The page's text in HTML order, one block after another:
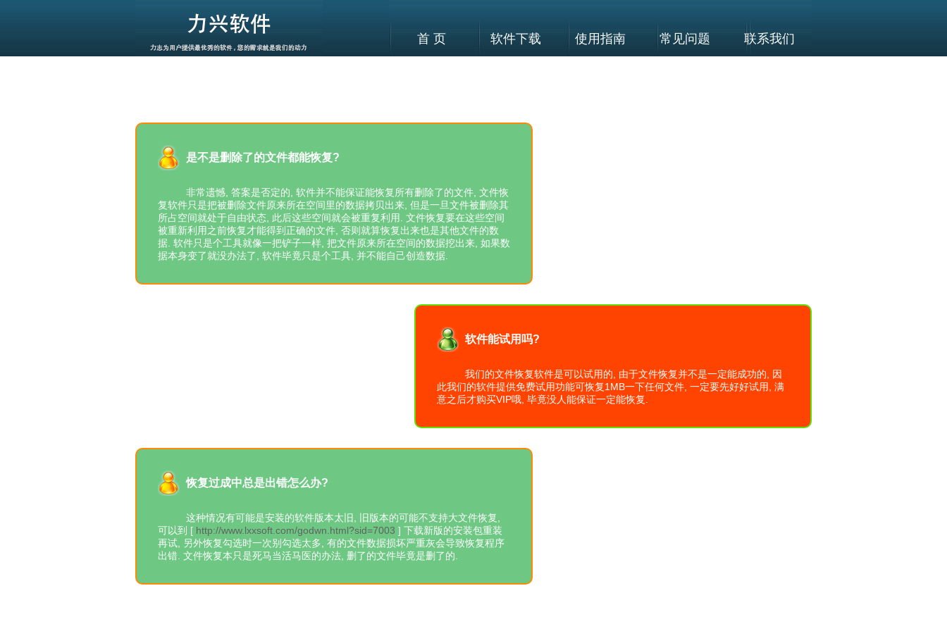
首 页 软件下载 使用指南 常见问题 联系我们
是不是删除了的文件都能恢复?
非常遗憾, 答案是否定的, 软件并不能保证能恢复所有删除了的文件, 文件恢
复软件只是把被删除文件原来所在空间里的数据拷贝出来, 但是一旦文件被删除其
所占空间就处于自由状态, 此后这些空间就会被重复利用. 文件恢复要在这些空间
被重新利用之前恢复才能得到正确的文件, 否则就算恢复出来也是其他文件的数
据. 软件只是个工具就像一把铲子一样, 把文件原来所在空间的数据挖出来, 如果数
据本身变了就没办法了, 软件毕竟只是个工具, 并不能自己创造数据.
软件能试用吗?
我们的文件恢复软件是可以试用的, 由于文件恢复并不是一定能成功的, 因
此我们的软件提供免费试用功能可恢复1MB一下任何文件, 一定要先好好试用, 满
意之后才购买VIP哦, 毕竟没人能保证一定能恢复.
恢复过成中总是出错怎么办?
这种情况有可能是安装的软件版本太旧, 旧版本的可能不支持大文件恢复,
可以到 [ http://www.lxxsoft.com/godwn.html?sid=7003 ] 下载新版的安装包重装
再试, 另外恢复勾选时一次别勾选太多, 有的文件数据损坏严重灰会导致恢复程序
出错. 文件恢复本只是死马当活马医的办法, 删了的文件毕竟是删了的.